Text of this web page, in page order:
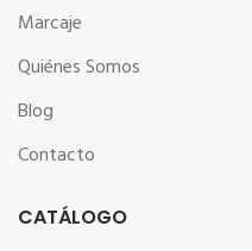
Marcaje
Quiénes Somos
Blog
Contacto
CATÁLOGO